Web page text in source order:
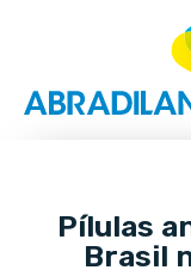
Pílulas
Brasil